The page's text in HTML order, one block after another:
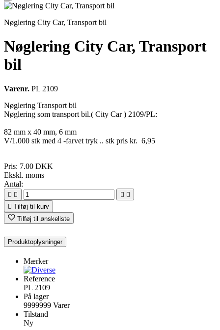
Nøglering City Car, Transport bil
Nøglering City Car, Transport
bil
Varenr. PL 2109
Nøglering Transport bil
Nøglering som transport bil.( City Car ) 2109/PL:
82 mm x 40 mm, 6 mm
V/1.000 stk med 4 -farvet tryk .. stk pris kr. 6,95
Pris: 7.00 DKK
Ekskl. moms
Antal:
   
 Tilføj til kurv
Tilføj til ønskeliste
Produktoplysninger
Mærker
Reference
PL 2109
På lager
9999999 Varer
Tilstand
Ny